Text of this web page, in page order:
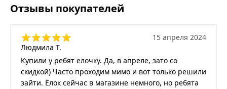
Отзывы покупателей
Людмила Т.
15 апреля 2024
Купили у ребят елочку. Да, в апреле, зато со
скидкой) Часто проходим мимо и вот только решили
зайти. Ёлок сейчас в магазине немного, но ребята